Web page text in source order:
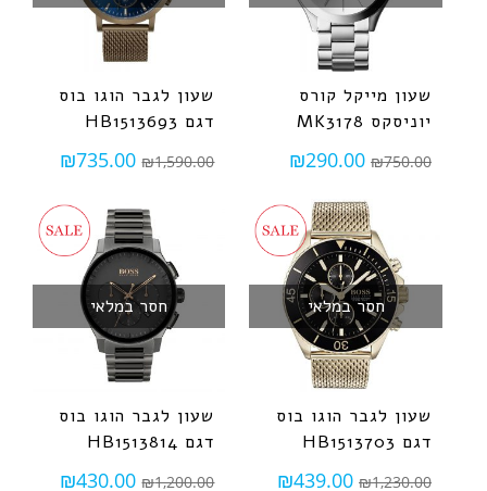
שעון מייקל קורס
יוניסקס MK3178
₪750.00
₪290.00
שעון לגבר הוגו בוס
דגם HB1513693
₪1,590.00
₪735.00
חסר במלאי
שעון לגבר הוגו בוס
דגם HB1513703
₪1,230.00
₪439.00
חסר במלאי
שעון לגבר הוגו בוס
דגם HB1513814
₪1,200.00
₪430.00